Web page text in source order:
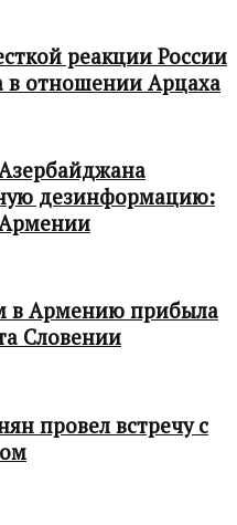
реакции России
в отношении Арцаха
дезинформацию:
в Армению прибыла
Словении
провел встречу с